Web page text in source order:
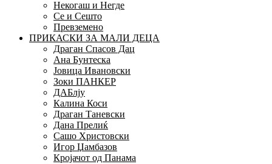
Некогаш и Негде
Се и Сешто
Превземено
ПРИКАСКИ ЗА МАЛИ ДЕЦА
Драган Спасов Дац
Ана Бунтеска
Јовица Ивановски
Зоки ПАНКЕР
ДАБлју
Калина Коси
Драган Таневски
Дана Прелиќ
Сашо Христовски
Игор Џамбазов
Кројачот од Панама